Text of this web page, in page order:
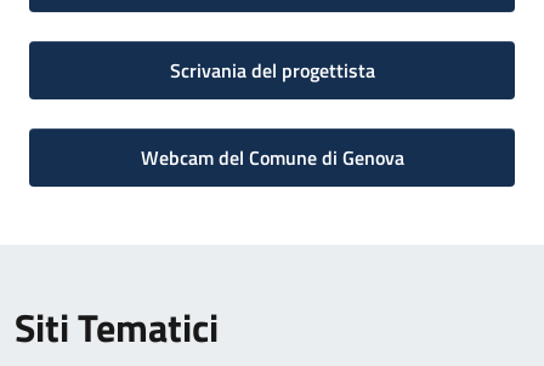
Scrivania del progettista
Webcam del Comune di Genova
Siti Tematici